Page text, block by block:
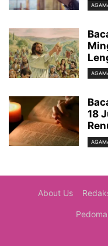
18
About Us